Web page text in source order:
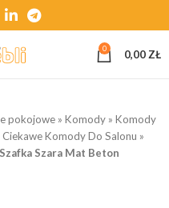
0 0,00 ZŁ
pokojowe » Komody » Komody
Ciekawe Komody Do Salonu »
Szara Mat Beton